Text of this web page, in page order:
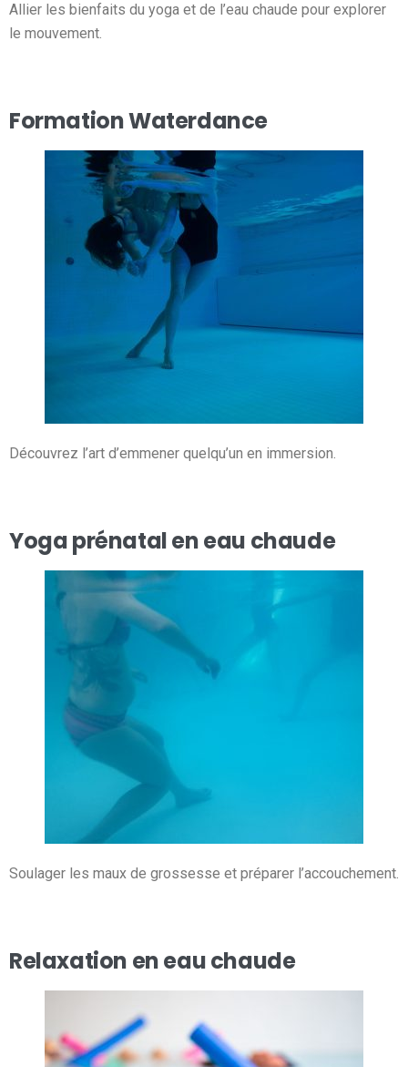
Allier les bienfaits du yoga et de l’eau chaude pour explorer
le mouvement.
Formation Waterdance
Découvrez l’art d’emmener quelqu’un en immersion.
Yoga prénatal en eau chaude
Soulager les maux de grossesse et préparer l’accouchement.
Relaxation en eau chaude